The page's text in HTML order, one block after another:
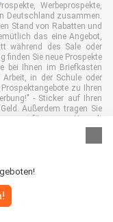
Werbeprospekte,
Deutschland zusammen.
Stand von Rabatten und
das eine Angebot,
während des Sale oder
finden Sie neue Prospekte
bei Ihnen im Briefkasten
in der Schule oder
zu Ihren
- Sticker auf Ihren
Außerdem tragen Sie
gut für unsere Umwelt
|